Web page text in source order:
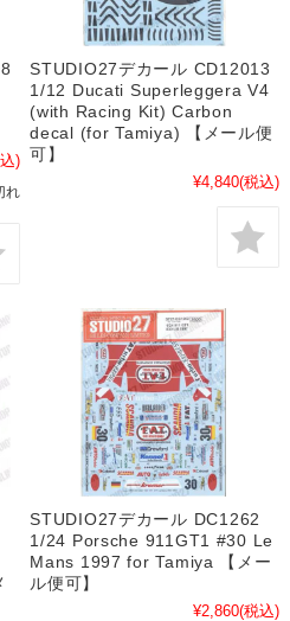
)
れ
STUDIO27デカール CD12013
1/12 Ducati Superleggera V4
(with Racing Kit) Carbon
decal (for Tamiya) 【メール便
可】
¥4,840(税込)
STUDIO27デカール DC1262
1/24 Porsche 911GT1 #30 Le
Mans 1997 for Tamiya 【メー
ル便可】
¥2,860(税込)